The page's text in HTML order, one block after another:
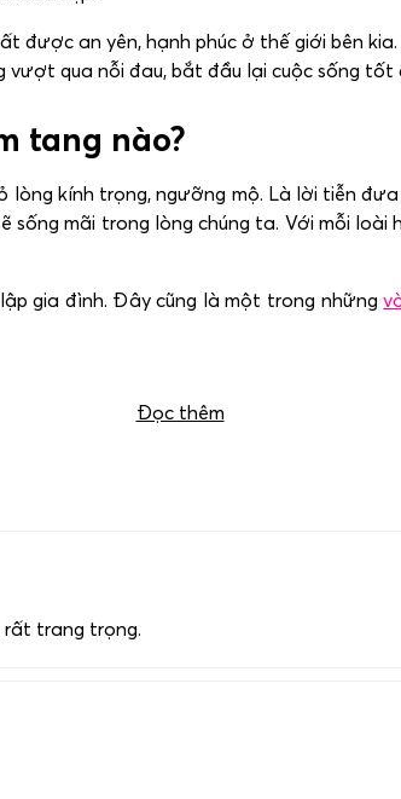
được an yên, hạnh phúc ở thế giới bên
qua nỗi đau, bắt đầu lại cuộc sống tốt
tang nào?
kính trọng, ngưỡng mộ. Là lời tiễn
mãi trong lòng chúng ta. Với mỗi loài
gia đình. Đây cũng là một trong những
Đọc thêm
rất trang trọng.